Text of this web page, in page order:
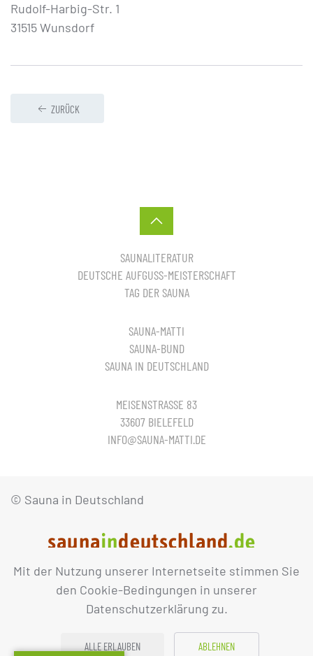
Mit der Nutzung unserer Internetseite stimmen Sie
den Cookie-Bedingungen in unserer
Datenschutzerklärung zu.
ALLE ERLAUBEN ABLEHNEN
Rudolf-Harbig-Str. 1
31515 Wunsdorf
ZURÜCK
SAUNALITERATUR
DEUTSCHE AUFGUSS-MEISTERSCHAFT
TAG DER SAUNA
SAUNA-MATTI
SAUNA-BUND
SAUNA IN DEUTSCHLAND
MEISENSTRASSE 83
33607 BIELEFELD
INFO@SAUNA-MATTI.DE
© Sauna in Deutschland
IMPRESSUM DATENSCHUTZ